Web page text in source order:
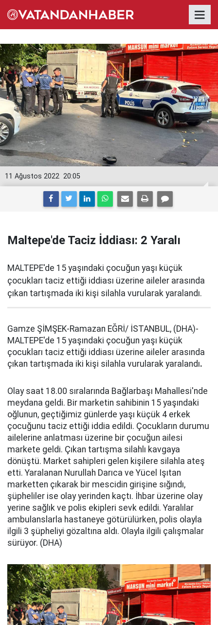
20:05
11 Ağustos 2022
Maltepe'de Taciz İddiası: 2 Yaralı
MALTEPE'de 15 yaşındaki çocuğun yaşı küçük
çocukları taciz ettiği iddiası üzerine aileler arasında
çıkan tartışmada iki kişi silahla vurularak yaralandı.
Gamze ŞİMŞEK-Ramazan EĞRİ/ İSTANBUL, (DHA)-
MALTEPE'de 15 yaşındaki çocuğun yaşı küçük
çocukları taciz ettiği iddiası üzerine aileler arasında
çıkan tartışmada iki kişi silahla vurularak yaralandı.
Olay saat 18.00 sıralarında Bağlarbaşı Mahallesi'nde
meydana geldi. Bir marketin sahibinin 15 yaşındaki
oğlunun, geçtiğimiz günlerde yaşı küçük 4 erkek
çocuğunu taciz ettiği iddia edildi. Çocukların durumu
ailelerine anlatması üzerine bir çocuğun ailesi
markete geldi. Çıkan tartışma silahlı kavgaya
dönüştü. Market sahipleri gelen kişilere silahla ateş
etti. Yaralanan Nurullah Darıca ve Yücel Işıtan
marketten çıkarak bir mescidin girişine sığındı,
şüpheliler ise olay yerinden kaçtı. İhbar üzerine olay
yerine sağlık ve polis ekipleri sevk edildi. Yaralılar
ambulanslarla hastaneye götürülürken, polis olayla
ilgili 3 şüpheliyi gözaltına aldı. Olayla ilgili çalışmalar
sürüyor. (DHA)